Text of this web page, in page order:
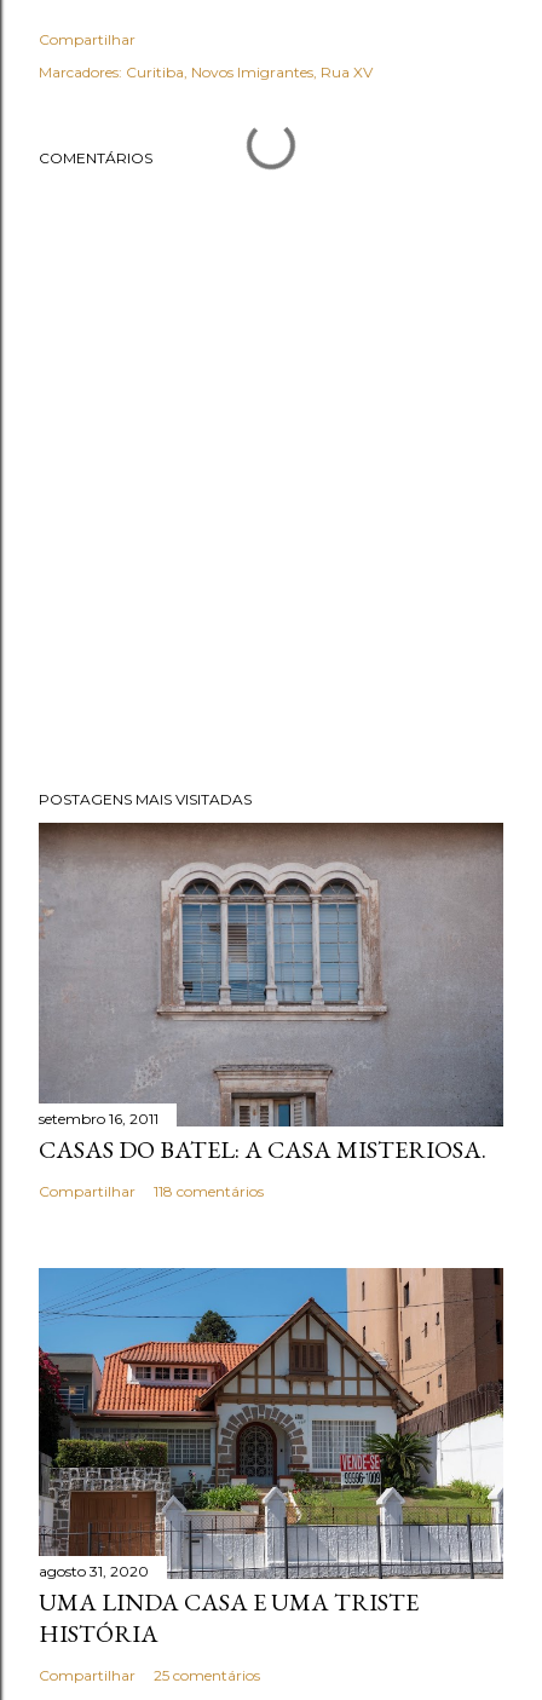
Compartilhar
Marcadores: Curitiba Novos Imigrantes Rua XV
COMENTÁRIOS
POSTAGENS MAIS VISITADAS
setembro 16, 2011
CASAS DO BATEL: A CASA MISTERIOSA.
Compartilhar 118 comentários
agosto 31, 2020
UMA LINDA CASA E UMA TRISTE
HISTÓRIA
Compartilhar 25 comentários